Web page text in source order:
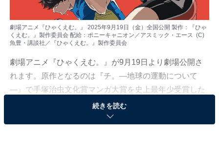
劇場アニメ『ひゃくえむ。』 2025年9月19日（金）全国公開 製作：『ひゃ
くえむ。』製作委員会 配給：ポニーキャニオン／アスミック・エース (C)
魚豊・講談社／『ひゃくえむ。』製作委員会
劇場アニメ『ひゃくえむ。』が9月19日より劇場公開さ
れます。原作となるのは『チ。―地球の運動について
―』で手塚治虫文化賞マンガ大賞を史上最年少受賞した
魚豊（うおと）の連載デビュー作です。
続きを読む